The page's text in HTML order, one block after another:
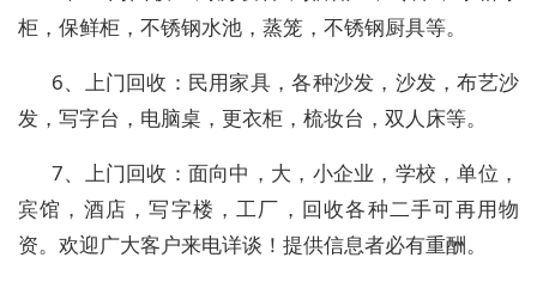
柜，保鲜柜，不锈钢水池，蒸笼，不锈钢厨具等。
6、上门回收：民用家具，各种沙发，沙发，布艺沙
发，写字台，电脑桌，更衣柜，梳妆台，双人床等。
7、上门回收：面向中，大，小企业，学校，单位，
宾馆，酒店，写字楼，工厂，回收各种二手可再用物
资。欢迎广大客户来电详谈！提供信息者必有重酬。